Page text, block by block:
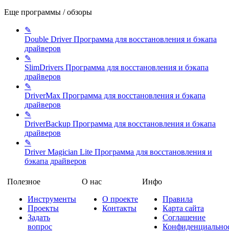
Еще программы / обзоры
✎
Double DriverПрограмма для восстановления и бэкапа
драйверов
✎
SlimDrivers Программа для восстановления и бэкапа
драйверов
✎
DriverMax Программа для восстановления и бэкапа
драйверов
✎
DriverBackup Программа для восстановления и бэкапа
драйверов
✎
Driver Magician Lite Программа для восстановления и
бэкапа драйверов
Полезное
Инструменты
Проекты
Задать
вопрос
О нас
О проекте
Контакты
Инфо
Правила
Карта сайта
Соглашение